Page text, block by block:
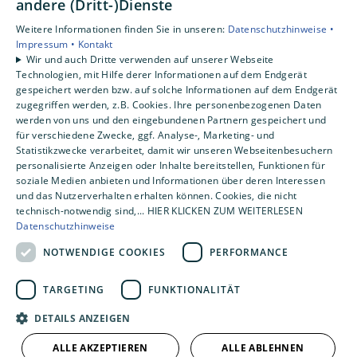
Traum-Bad erfreuen können, achten Sie
vor allem auf die richtige Pflege und
regelmäßige Belüftung.
Unternehmen
Standorte
Emlichheim
andere (Dritt-)Dienste
Weitere Informationen finden Sie in unseren: Datenschutzhinweise •
Impressum • Kontakt
Wir und auch Dritte verwenden auf unserer Webseite
Technologien, mit Hilfe derer Informationen auf dem Endgerät
gespeichert werden bzw. auf solche Informationen auf dem Endgerät
zugegriffen werden, z.B. Cookies. Ihre personenbezogenen Daten
werden von uns und den eingebundenen Partnern gespeichert und
für verschiedene Zwecke, ggf. Analyse-, Marketing- und
Statistikzwecke verarbeitet, damit wir unseren Webseitenbesuchern
personalisierte Anzeigen oder Inhalte bereitstellen, Funktionen für
soziale Medien anbieten und Informationen über deren Interessen
und das Nutzerverhalten erhalten können. Cookies, die nicht
technisch-notwendig sind,... HIER KLICKEN ZUM WEITERLESEN
Datenschutzhinweise
NOTWENDIGE COOKIES
PERFORMANCE
TARGETING FUNKTIONALITÄT
DETAILS ANZEIGEN
ALLE AKZEPTIEREN ALLE ABLEHNEN